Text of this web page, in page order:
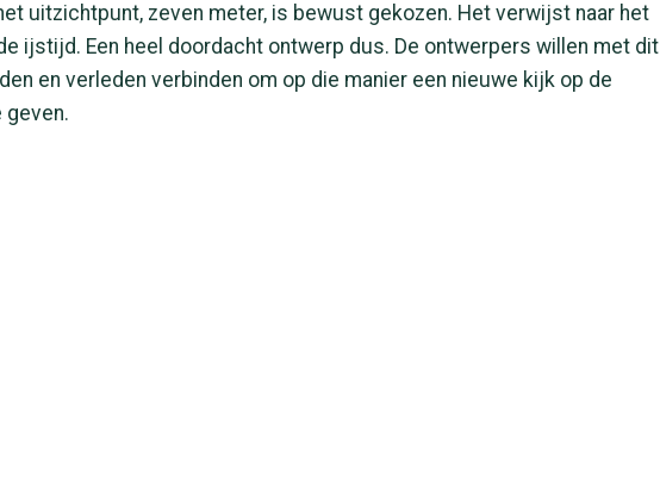
uitzichtpunt, zeven meter, is bewust gekozen. Het verwijst naar het
ijstijd. Een heel doordacht ontwerp dus. De ontwerpers willen met dit
en verleden verbinden om op die manier een nieuwe kijk op de
geven.